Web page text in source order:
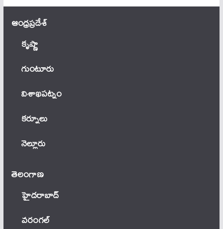
ఆంధ్ర‌ప్ర‌దేశ్
కృష్ణా
గుంటూరు
విశాఖపట్నం
కర్నూలు
నెల్లూరు
తెలంగాణ‌
హైదరాబాద్
వ‌రంగ‌ల్